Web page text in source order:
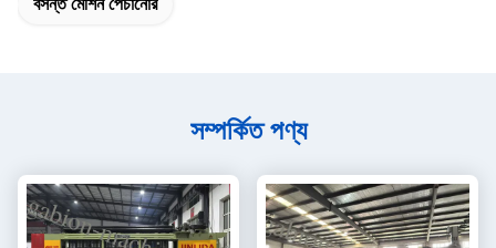
বসন্ত মেশিন পেঁচানোর
সম্পর্কিত পণ্য